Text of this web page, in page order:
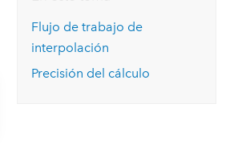
Flujo de trabajo de
interpolación
Precisión del cálculo